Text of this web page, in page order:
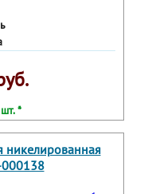
*
никелированная